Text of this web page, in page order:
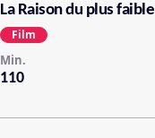
La Raison du plus faible
110
Min.
Film